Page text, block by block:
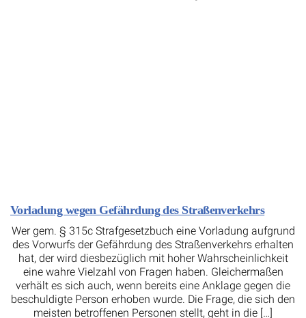
Vorladung wegen Gefährdung des Straßenverkehrs
Wer gem. § 315c Strafgesetzbuch eine Vorladung aufgrund
des Vorwurfs der Gefährdung des Straßenverkehrs erhalten
hat, der wird diesbezüglich mit hoher Wahrscheinlichkeit
eine wahre Vielzahl von Fragen haben. Gleichermaßen
verhält es sich auch, wenn bereits eine Anklage gegen die
beschuldigte Person erhoben wurde. Die Frage, die sich den
meisten betroffenen Personen stellt, geht in die […]